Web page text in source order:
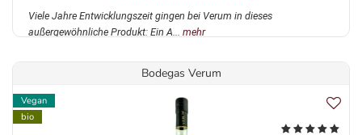
Viele Jahre Entwicklungszeit gingen bei Verum in dieses
außergewöhnliche Produkt: Ein A... mehr
Bodegas Verum
Vegan
bio